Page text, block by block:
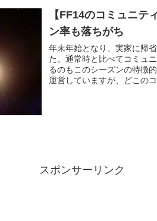
【FF14のコミュニテ
ン率も落ちがち
年末年始となり、実家に帰
た。通常時と比べてコミュ
るのもこのシーズンの特徴
運営していますが、どこの
スポンサーリンク